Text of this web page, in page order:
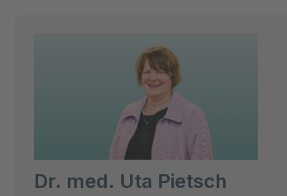
Dr. med. Uta Pietsch